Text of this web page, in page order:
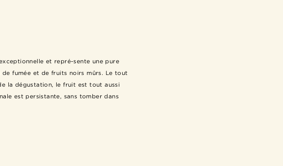
et repré-sente une pure
fumée et de fruits noirs mûrs. Le tout
la dégustation, le fruit est tout aussi
est persistante, sans tomber dans